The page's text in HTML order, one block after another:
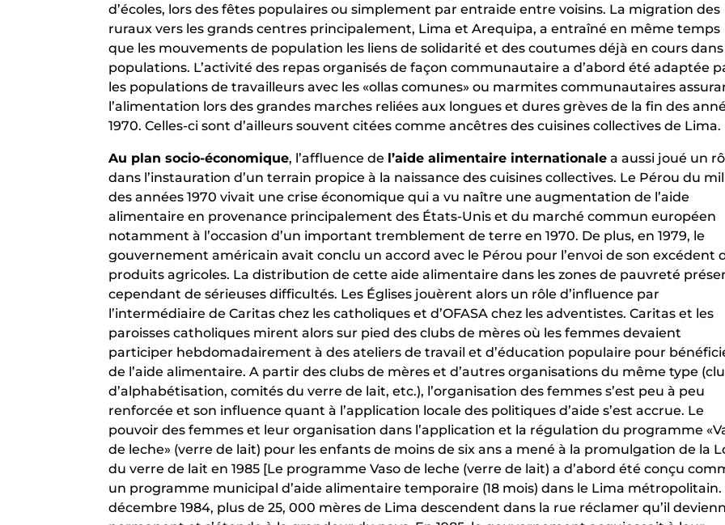
d’écoles, lors des fêtes populaires ou simplement par entraide entre voisins. La migration des
ruraux vers les grands centres principalement, Lima et Arequipa, a entraîné en même temps
que les mouvements de population les liens de solidarité et des coutumes déjà en cours dans
populations. L’activité des repas organisés de façon communautaire a d’abord été adaptée
les populations de travailleurs avec les «ollas comunes» ou marmites communautaires
l’alimentation lors des grandes marches reliées aux longues et dures grèves de la fin des
1970. Celles-ci sont d’ailleurs souvent citées comme ancêtres des cuisines collectives de Lima.
Au plan socio-économique, l’affluence de l’aide alimentaire internationale a aussi joué un
dans l’instauration d’un terrain propice à la naissance des cuisines collectives. Le Pérou du
des années 1970 vivait une crise économique qui a vu naître une augmentation de l’aide
alimentaire en provenance principalement des États-Unis et du marché commun européen
notamment à l’occasion d’un important tremblement de terre en 1970. De plus, en 1979, le
gouvernement américain avait conclu un accord avec le Pérou pour l’envoi de son excédent
produits agricoles. La distribution de cette aide alimentaire dans les zones de pauvreté
cependant de sérieuses difficultés. Les Églises jouèrent alors un rôle d’influence par
l’intermédiaire de Caritas chez les catholiques et d’OFASA chez les adventistes. Caritas et les
paroisses catholiques mirent alors sur pied des clubs de mères où les femmes devaient
participer hebdomadairement à des ateliers de travail et d’éducation populaire pour
de l’aide alimentaire. A partir des clubs de mères et d’autres organisations du même type
d’alphabétisation, comités du verre de lait, etc.), l’organisation des femmes s’est peu à peu
renforcée et son influence quant à l’application locale des politiques d’aide s’est accrue. Le
pouvoir des femmes et leur organisation dans l’application et la régulation du programme
de leche» (verre de lait) pour les enfants de moins de six ans a mené à la promulgation de la
du verre de lait en 1985 [Le programme Vaso de leche (verre de lait) a d’abord été conçu
un programme municipal d’aide alimentaire temporaire (18 mois) dans le Lima métropolitain.
décembre 1984, plus de 25, 000 mères de Lima descendent dans la rue réclamer qu’il